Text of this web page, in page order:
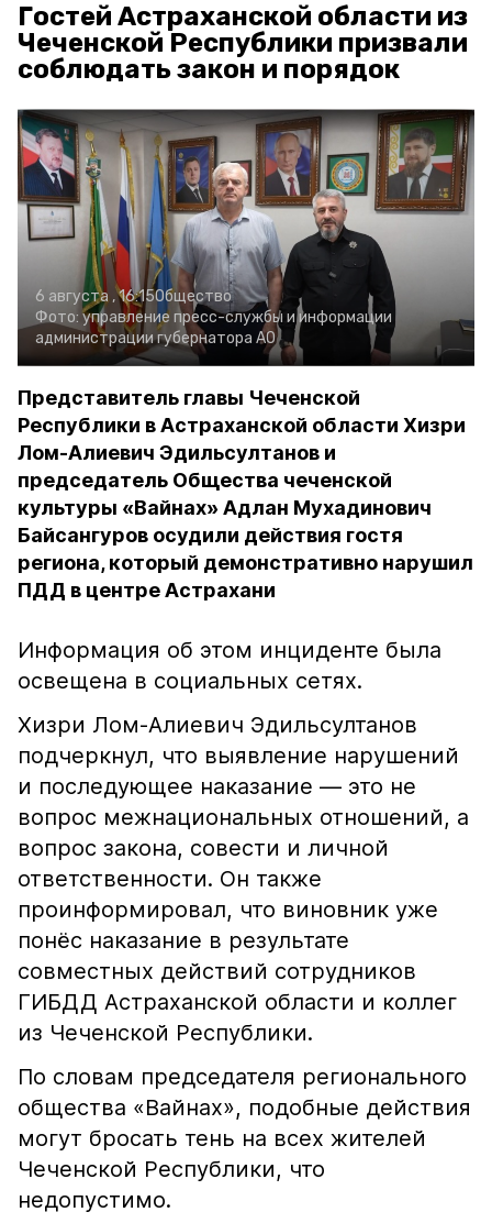
Гостей Астраханской области из
Чеченской Республики призвали
соблюдать закон и порядок
6 августа , 16:15Общество
Фото: управление пресс-службы и информации
администрации губернатора АО
Представитель главы Чеченской
Республики в Астраханской области Хизри
Лом-Алиевич Эдильсултанов и
председатель Общества чеченской
культуры «Вайнах» Адлан Мухадинович
Байсангуров осудили действия гостя
региона, который демонстративно нарушил
ПДД в центре Астрахани
Информация об этом инциденте была
освещена в социальных сетях.
Хизри Лом-Алиевич Эдильсултанов
подчеркнул, что выявление нарушений
и последующее наказание — это не
вопрос межнациональных отношений, а
вопрос закона, совести и личной
ответственности. Он также
проинформировал, что виновник уже
понёс наказание в результате
совместных действий сотрудников
ГИБДД Астраханской области и коллег
из Чеченской Республики.
По словам председателя регионального
общества «Вайнах», подобные действия
могут бросать тень на всех жителей
Чеченской Республики, что
недопустимо.